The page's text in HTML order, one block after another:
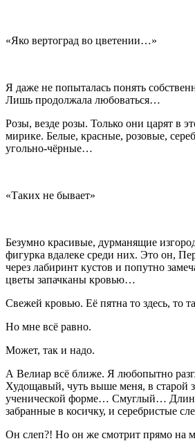
«Яко вертоград во цветении…»
Я даже не попыталась понять
Лишь продолжала любоваться…
Розы, везде розы. Только они царят в
мирике. Белые, красные, розовые,
угольно-чёрные…
«Таких не бывает»
Безумно красивые, дурманящие
фигурка вдалеке среди них. Это он,
через лабиринт кустов и попутно
цветы запачканы кровью…
Свежей кровью. Её пятна то здесь, то
Но мне всё равно.
Может, так и надо.
А Велиар всё ближе. Я любопытно
Худощавый, чуть выше меня, в старой
ученической форме… Смуглый…
забранные в косичку, и серебристые
Он слеп?! Но он же смотрит прямо на